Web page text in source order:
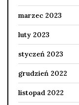
marzec 2023
luty 2023
styczeń 2023
grudzień 2022
listopad 2022